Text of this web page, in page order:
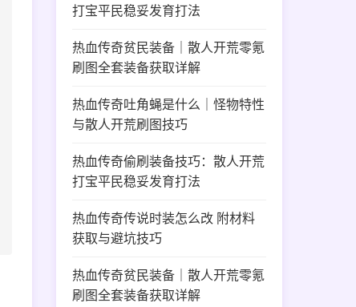
打宝平民稳妥发育打法
热血传奇贫民装备｜散人开荒零氪
刷图全套装备获取详解
热血传奇吐角蝇是什么｜怪物特性
与散人开荒刷图技巧
热血传奇偷刷装备技巧：散人开荒
打宝平民稳妥发育打法
热血传奇传说时装怎么改 附材料
获取与避坑技巧
热血传奇贫民装备｜散人开荒零氪
刷图全套装备获取详解